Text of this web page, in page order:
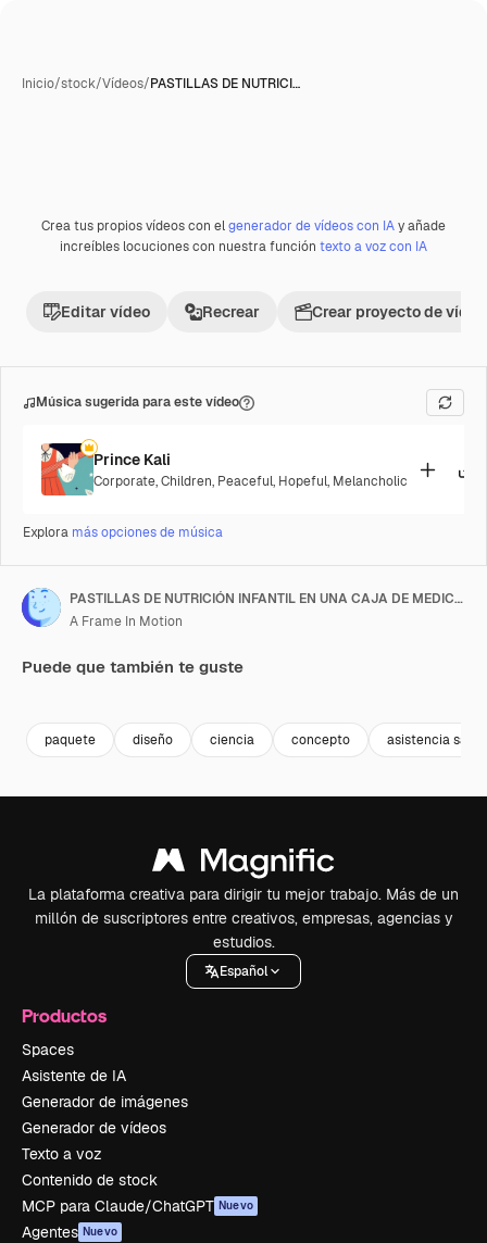
Inicio/stock/Vídeos/PASTILLAS DE NUTRICI…
Premium
Crea tus propios vídeos con elgenerador de vídeos con IAy añade
increíbles locuciones con nuestra función texto a voz con IA
Editar vídeo Recrear Crear proyecto de vídeo
Música sugerida para este vídeo
Prince Kali
Corporate,Children, Peaceful, Hopeful, Melancholic
Explora más opciones de música
PASTILLAS DE NUTRICIÓN INFANTIL EN UNA CAJA DE MEDICAMENTOS
A Frame In Motion
Puede que también te guste
paquete diseño ciencia concepto asistencia
La plataforma creativa para dirigir tu mejor trabajo. Más de un
millón de suscriptores entre creativos, empresas, agencias y
estudios.
Español
Productos
Spaces
Asistente de IA
Generador de imágenes
Generador de vídeos
Texto a voz
Contenido de stock
MCP para Claude/ChatGPT Nuevo
Agentes Nuevo